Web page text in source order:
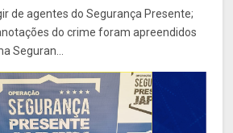
de agentes do Segurança Presente;
do crime foram apreendidos
Seguran...